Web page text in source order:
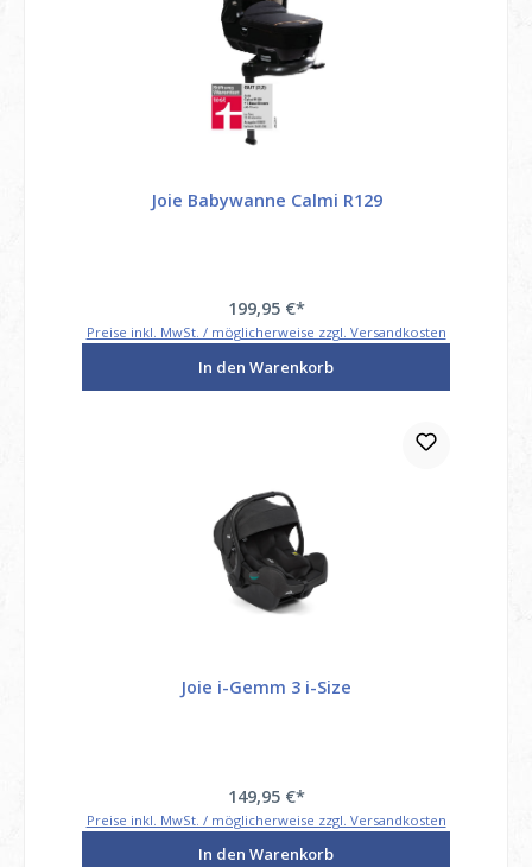
Joie Babywanne Calmi R129
199,95 €*
Preise inkl. MwSt. / möglicherweise zzgl. Versandkosten
In den Warenkorb
Joie i-Gemm 3 i-Size
149,95 €*
Preise inkl. MwSt. / möglicherweise zzgl. Versandkosten
In den Warenkorb